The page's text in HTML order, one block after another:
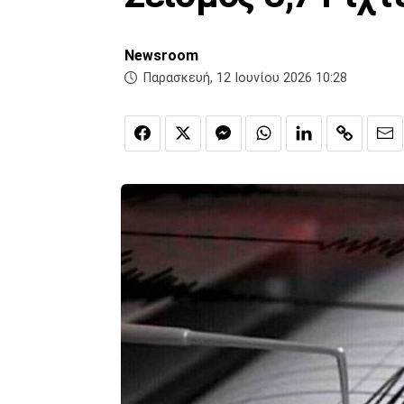
Newsroom
Παρασκευή, 12 Ιουνίου 2026 10:28